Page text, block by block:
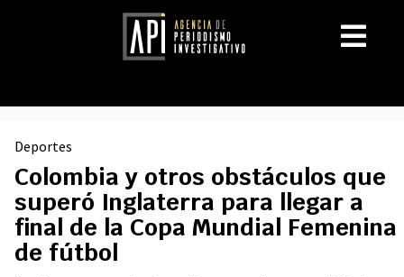
Deportes
Colombia y otros obstáculos que
superó Inglaterra para llegar a
final de la Copa Mundial Femenina
de fútbol